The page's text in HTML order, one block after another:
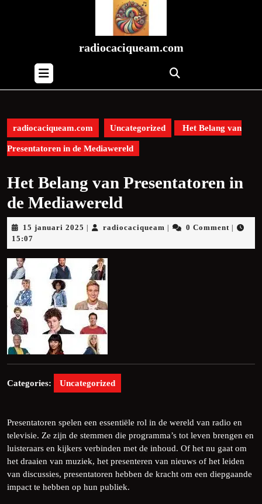
radiocaciqueam.com
Button
radiocaciqueam.com Uncategorized Het Belang van
Presentatoren in de Mediawereld
Het Belang van Presentatoren in
de Mediawereld
15 januari 2025 15
2025
radiocaciqueam radiocaciqueam
0 Comment
15:07
Categories: Uncategorized
Presentatoren spelen een essentiële rol in de wereld van radio en
televisie. Ze zijn de stemmen die programma’s tot leven brengen en
luisteraars en kijkers verbinden met de inhoud. Of het nu gaat om
het draaien van muziek, het presenteren van nieuws of het leiden
van discussies, presentatoren hebben de kracht om een diepgaande
impact te hebben op hun publiek.